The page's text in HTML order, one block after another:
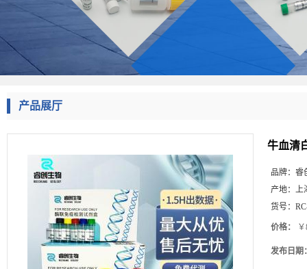
产品展厅
牛血清
品牌： 睿
产地： 上
货号：
价格：
发布日期